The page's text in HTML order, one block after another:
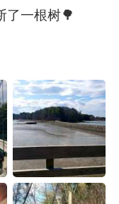
了一根树🌳